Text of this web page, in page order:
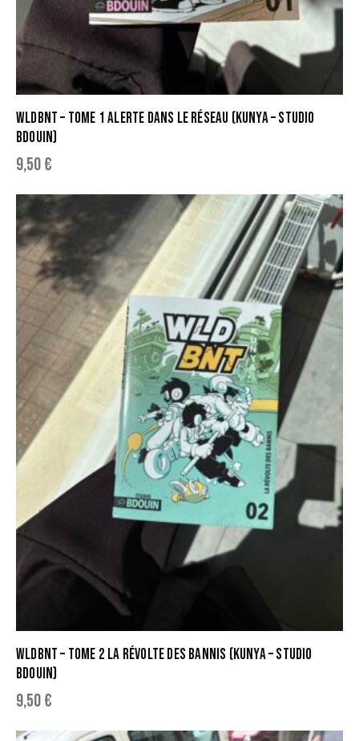
WLDBNT – TOME 1 ALERTE DANS LE RÉSEAU (KUNYA – STUDIO
BDOUIN)
9,50€
WLDBNT – TOME 2 LA RÉVOLTE DES BANNIS (KUNYA – STUDIO
BDOUIN)
9,50€